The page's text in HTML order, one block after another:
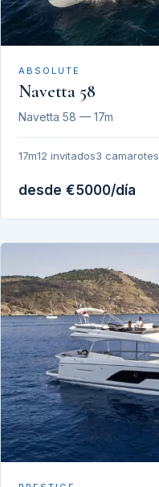
ABSOLUTE
Navetta 58
Navetta 58 — 17m
17m12 invitados3 camarotes
desde €5000/día